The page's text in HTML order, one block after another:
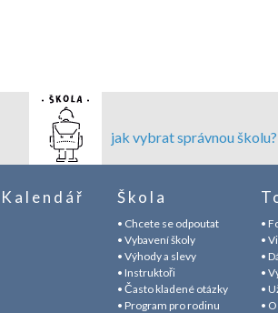
jak vybrat správnou školu?
Kalendář Škola
• Chcete se odpoutat
• Vybavení školy
• Výhody a slevy
• Instruktoři
• Často kladené otázky
• Program pro rodinu
•
•
•
•
•
•